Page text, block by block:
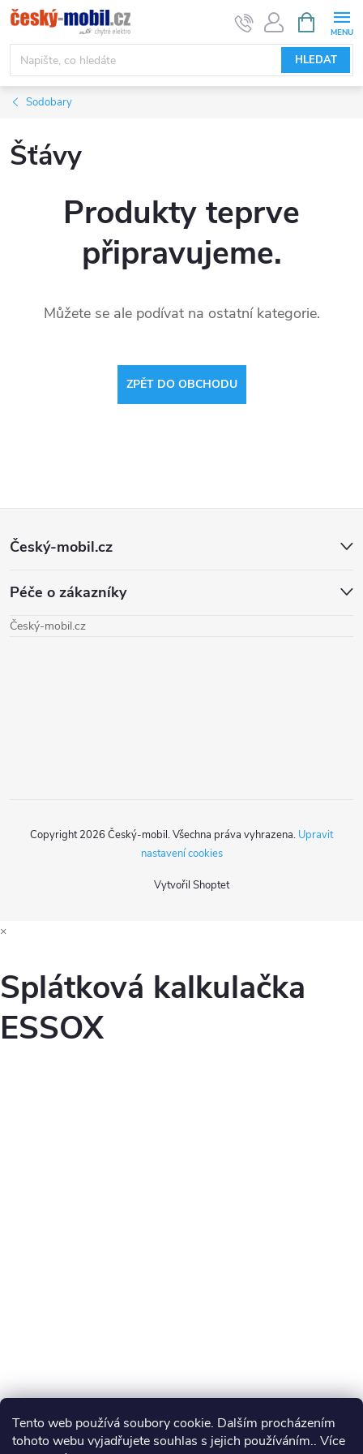
Tento web používá soubory cookie. Dalším procházením
tohoto webu vyjadřujete souhlas s jejich používáním.. Více
Přejít
na
obsah
HLEDAT
NÁKUPNÍ
KOŠÍK
Sodobary
Šťávy
Produkty teprve
připravujeme.
Můžete se ale podívat na ostatní kategorie.
ZPĚT DO OBCHODU
Z
p
Český-mobil.cz
Péče o zákazníky
Český-mobil.cz
Vytvořil Shoptet
Copyright 2026 Český-mobil. Všechna práva vyhrazena. Upravit
nastavení cookies
×
Splátková kalkulačka
ESSOX